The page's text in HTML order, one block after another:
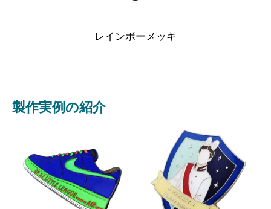
レインボーメッキ
製作実例の紹介